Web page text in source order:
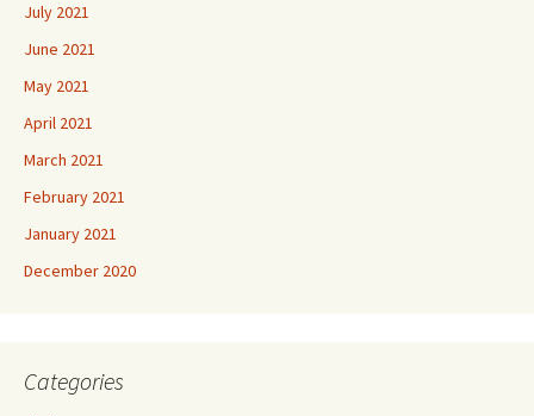
July 2021
June 2021
May 2021
April 2021
March 2021
February 2021
January 2021
December 2020
Categories